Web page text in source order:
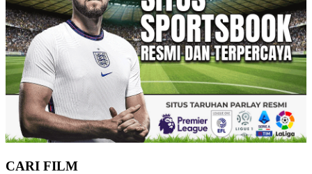
CARI FILM